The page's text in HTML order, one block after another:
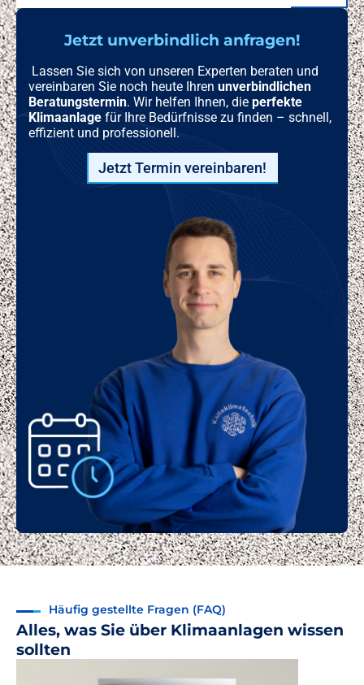
Jetzt unverbindlich anfragen!
Lassen Sie sich von unseren Experten beraten und
vereinbaren Sie noch heute Ihren unverbindlichen
Beratungstermin. Wir helfen Ihnen, die perfekte
Klimaanlage für Ihre Bedürfnisse zu finden – schnell,
effizient und professionell.
Jetzt Termin vereinbaren!
Häufig gestellte Fragen (FAQ)
Alles, was Sie über Klimaanlagen wissen
sollten